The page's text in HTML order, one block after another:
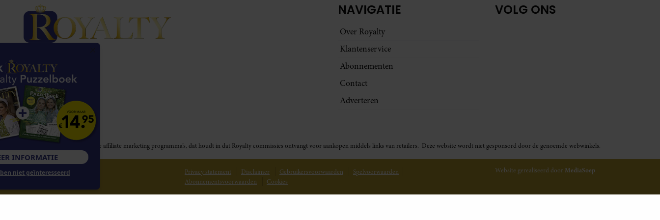
NAVIGATIE
Over Royalty
Klantenservice
Abonnementen
Contact
Adverteren
VOLG ONS
Royalty participeert in diverse affiliate marketing programma’s, dat houdt in dat Royalty commissies ontvangt voor aankopen middels links van retailers. Deze website wordt niet gesponsord door de genoemde webwinkels.
© 2026 Royalty Online Privacy statement Disclaimer Gebruikersvoorwaarden
Spelvoorwaarden
Abonnementsvoorwaarden
Cookies
Website gerealiseerd door MediaSoep
MEER INFORMATIE
Nee, ik ben niet geïnteresseerd